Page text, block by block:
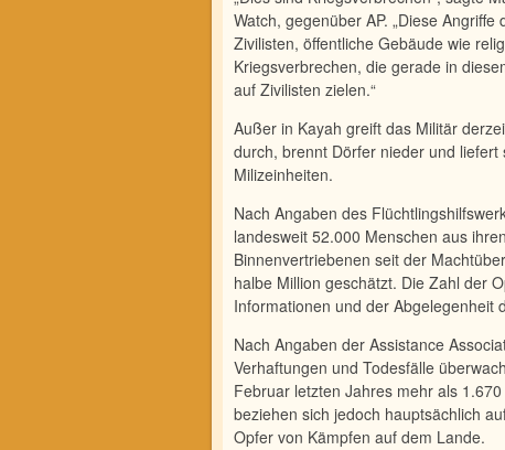
Watch, ge­genüber AP. „Diese
Zivilisten, öffentli­che Gebäude wie
Kriegsverbrechen, die gerade in
auf Zivilisten zielen.“
Außer in Kayah greift das Militär
durch, brennt Dörfer nieder und
Milizeinheiten.
Nach Angaben des
landes­weit 52.000 Menschen aus
Binnenvertriebenen seit der
halbe Million geschätzt. Die Zahl der
Informationen und der Abgelegenheit
Nach Angaben der Assistance
Verhaftungen und Todesfälle
Februar letzten Jahres mehr als
beziehen sich jedoch hauptsächlich
Opfer von Kämpfen auf dem Lande.